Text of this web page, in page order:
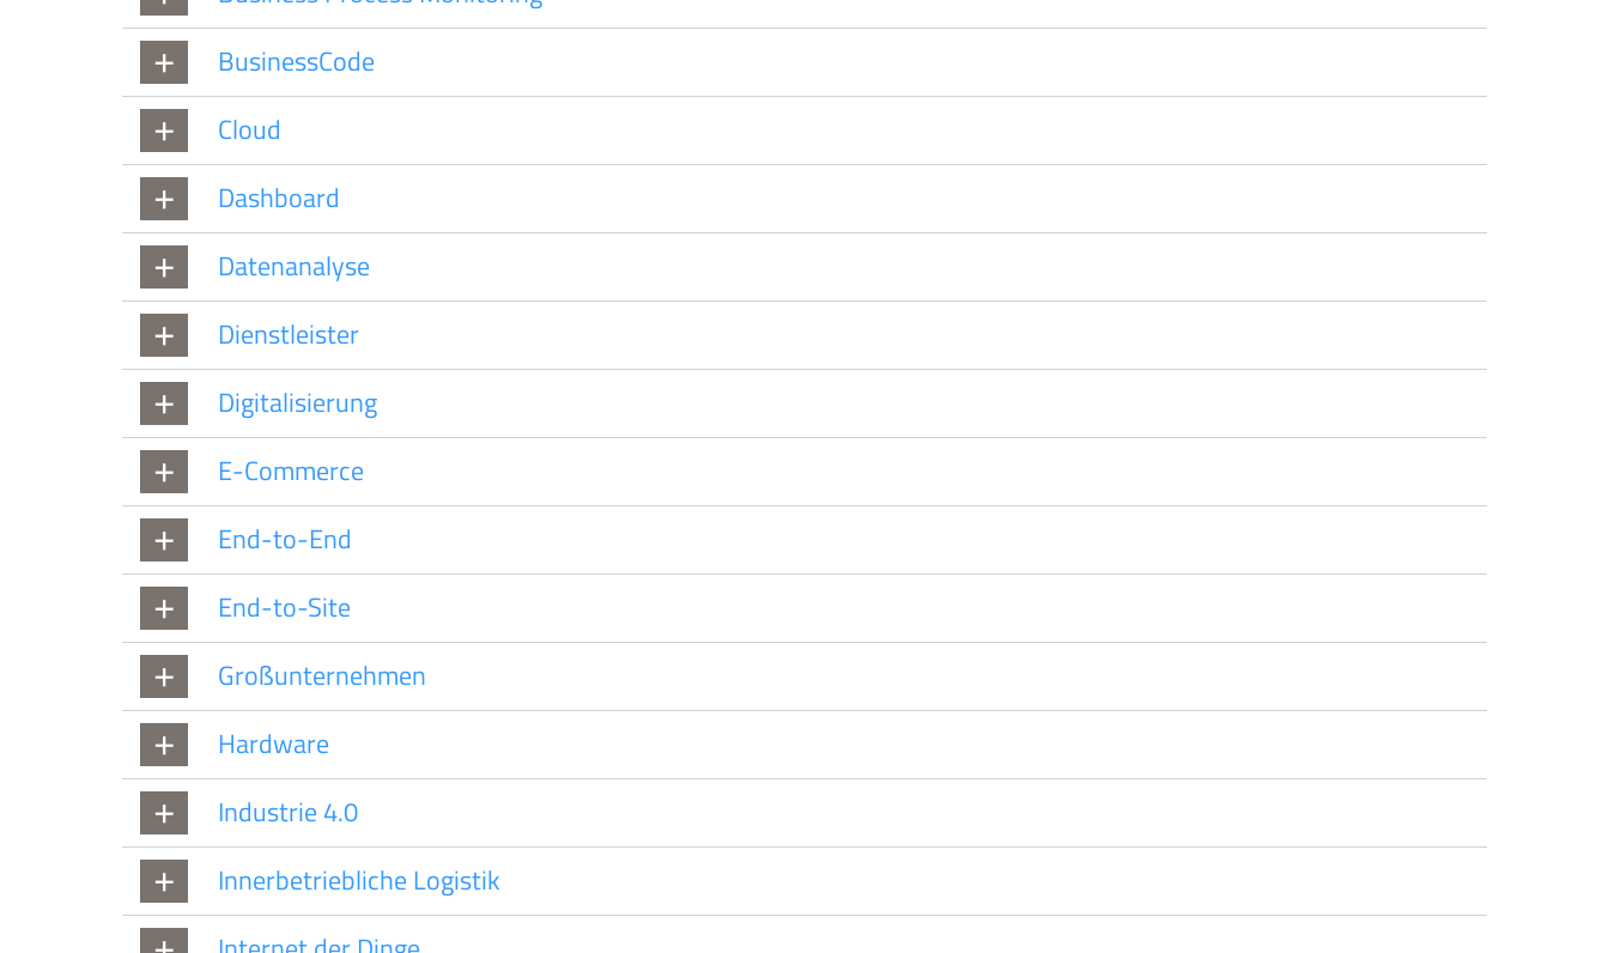
BusinessCode
Cloud
Dashboard
Datenanalyse
Dienstleister
Digitalisierung
E-Commerce
End-to-End
End-to-Site
Großunternehmen
Hardware
Industrie 4.0
Innerbetriebliche Logistik